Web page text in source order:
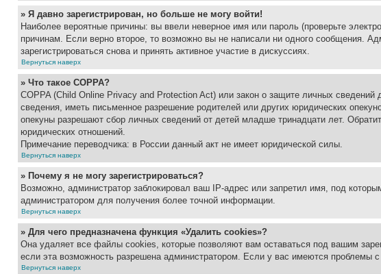
» Я давно зарегистрирован, но больше не могу войти!
Наиболее вероятные причины: вы ввели неверное имя или пароль (проверьте
причинам. Если верно второе, то возможно вы не написали ни одного сообщения.
зарегистрироваться снова и принять активное участие в дискуссиях.
Вернуться наверх
» Что такое COPPA?
COPPA (Child Online Privacy and Protection Act) или закон о защите личных
сведения, иметь письменное разрешение родителей или других юридических
опекуны разрешают сбор личных сведений от детей младше тринадцати лет.
юридических отношений.
Примечание переводчика: в России данный акт не имеет юридической силы.
Вернуться наверх
» Почему я не могу зарегистрироваться?
Возможно, администратор заблокировал ваш IP-адрес или запретил имя, под
администратором для получения более точной информации.
Вернуться наверх
» Для чего предназначена функция «Удалить cookies»?
Она удаляет все файлы cookies, которые позволяют вам оставаться под вашим
если эта возможность разрешена администратором. Если у вас имеются
Вернуться наверх